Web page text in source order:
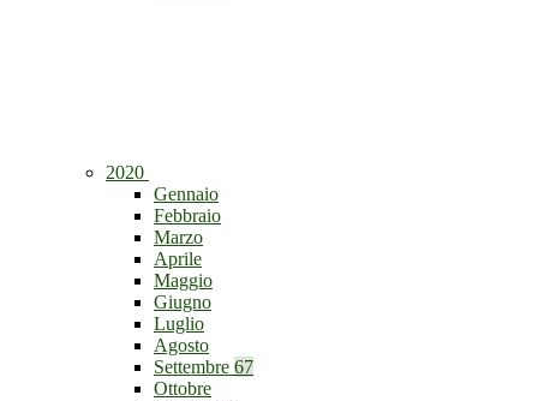
2020
Gennaio
Febbraio
Marzo
Aprile
Maggio
Giugno
Luglio
Agosto
Settembre 67
Ottobre